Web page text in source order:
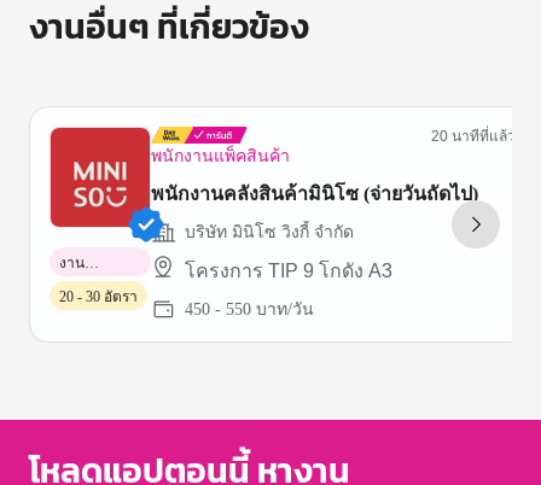
งานอื่นๆ ที่เกี่ยวข้อง
พนักงานแพ็คสินค้า
20 นาทีที่แล้ว
พนักงานคลังสินค้ามินิโซ (จ่ายวันถัดไป)
บริษัท มินิโซ วิงกี้ จำกัด
โครงการ TIP 9 โกดัง A3
450 - 550 บาท/วัน
งาน
พาร์ทไทม์
20 - 30 อัตรา
of
โหลดแอปตอนนี้ หางาน